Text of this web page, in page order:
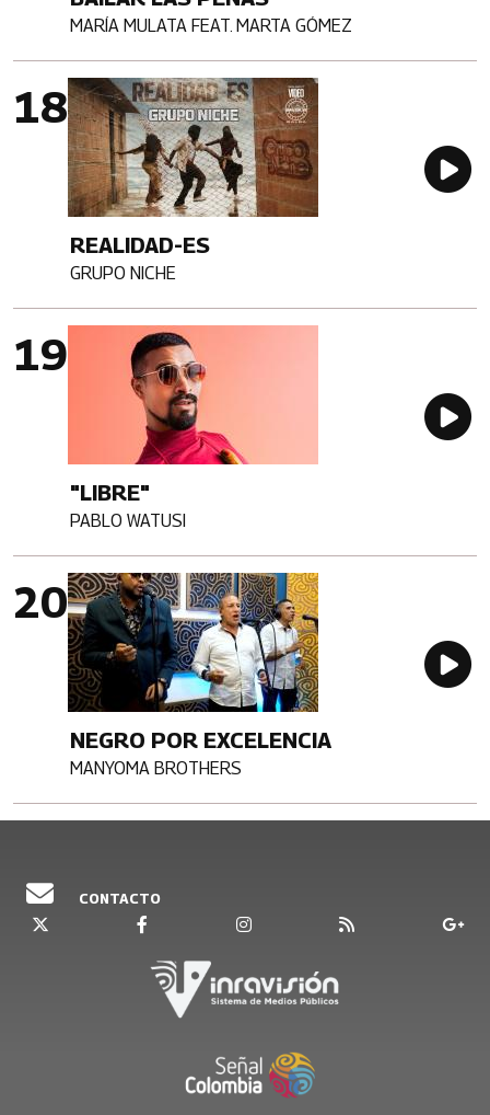
Artista
MARÍA MULATA FEAT. MARTA GÓMEZ
Imagen portada
REALIDAD-ES
Artista
GRUPO NICHE
Imagen portada
"LIBRE"
Artista
PABLO WATUSI
Imagen portada
NEGRO POR EXCELENCIA
Artista
MANYOMA BROTHERS
CONTACTO